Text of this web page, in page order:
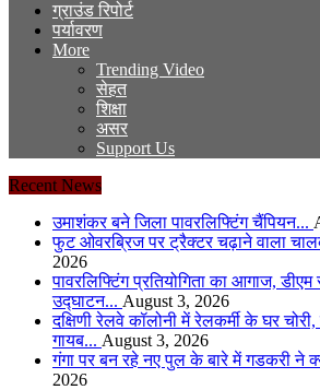
ग्राउंड रिपोर्ट
पर्यावरण
More
Trending Video
सेहत
शिक्षा
असर
Support Us
Recent News
उमाशंकर बने जिला पावरलिफ्टिंग चैंपियन...
फुट ओवरब्रिज पर ट्रैक्टर चढ़ाने वाला
2026
पावरलिफ्टिंग प्रतियोगिता का आगाज, डीएम
उद्घाटन... August 3, 2026
दक्षिणी रेलवे कॉलोनी में रेलकर्मी के घर
गायब... August 3, 2026
गंगा पर बन रहे नए पुल के बारे में गडकरी ने
2026